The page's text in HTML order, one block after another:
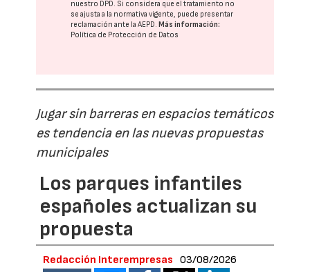
nuestro DPD . Si considera que el tratamiento no
se ajusta a la normativa vigente, puede presentar
reclamación ante laAEPD .Más información:
Política de Protección de Datos
Jugar sin barreras en espacios temáticos
es tendencia en las nuevas propuestas
municipales
Los parques infantiles
españoles actualizan su
propuesta
Redacción Interempresas 03/08/2026